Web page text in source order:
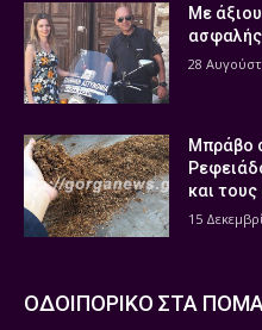
Με
ασφαλής
28
Μπράβο
και
15
ΟΔΟΙΠΟΡΙΚΟ ΣΤΑ